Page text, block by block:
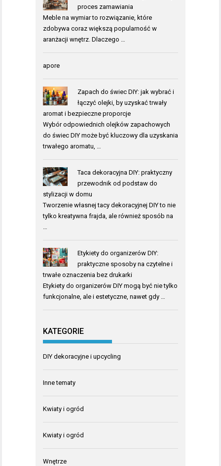
proces zamawiania
Meble na wymiar to rozwiązanie, które
zdobywa coraz większą popularność w
aranżacji wnętrz. Dlaczego …
apore
Zapach do świec DIY: jak wybrać i
łączyć olejki, by uzyskać trwały
aromat i bezpieczne proporcje
Wybór odpowiednich olejków zapachowych
do świec DIY może być kluczowy dla uzyskania
trwałego aromatu, …
Taca dekoracyjna DIY: praktyczny
przewodnik od podstaw do
stylizacji w domu
Tworzenie własnej tacy dekoracyjnej DIY to nie
tylko kreatywna frajda, ale również sposób na
Etykiety do organizerów DIY:
praktyczne sposoby na czytelne i
trwałe oznaczenia bez drukarki
Etykiety do organizerów DIY mogą być nie tylko
funkcjonalne, ale i estetyczne, nawet gdy …
KATEGORIE
DIY dekoracyjne i upcycling
Inne tematy
Kwiaty i ogród
Kwiaty i ogród
Wnętrze